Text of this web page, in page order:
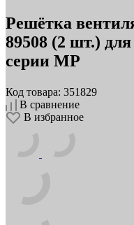
Решётка
89508 (2 шт.)
серии МР
Код товара: 351829
В сравнение
В избранное